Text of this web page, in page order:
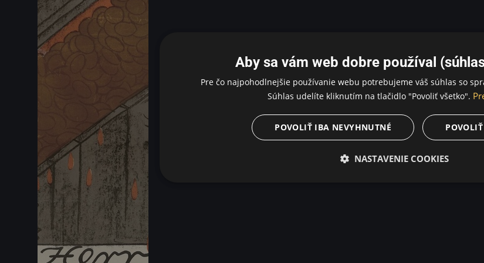
Aby sa vám web dobre používal
Pre čo najpohodlnejšie používanie webu potrebujeme váš súhlas so
Súhlas udelíte kliknutím na tlačidlo "Povoliť všetko".
POVOLIŤ IBA NEVYHNUTNÉ
NASTAVENIE COOKIES